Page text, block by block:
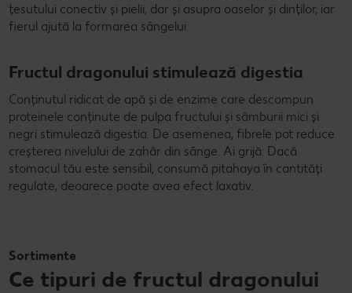
țesutului conectiv și pielii, dar și asupra oaselor și dinților, iar
fierul ajută la formarea sângelui.
Fructul dragonului stimulează digestia
Conținutul ridicat de apă și de enzime care descompun
proteinele conținute de pulpa fructului și sâmburii mici și
negri stimulează digestia. De asemenea, fibrele pot reduce
creșterea nivelului de zahăr din sânge. Ai grijă: Dacă
stomacul tău este sensibil, consumă pitahaya în cantități
regulate, deoarece poate avea efect laxativ.
Sortimente
Ce tipuri de fructul dragonului